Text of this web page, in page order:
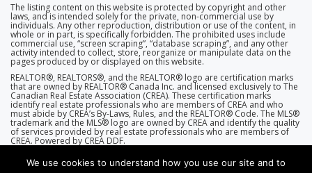
The listing content on this website is protected by copyright and other
laws, and is intended solely for the private, non-commercial use by
individuals. Any other reproduction, distribution or use of the content, in
whole or in part, is specifically forbidden. The prohibited uses include
commercial use, “screen scraping”, “database scraping”, and any other
activity intended to collect, store, reorganize or manipulate data on the
pages produced by or displayed on this website.
REALTOR®, REALTORS®, and the REALTOR® logo are certification marks
that are owned by REALTOR® Canada Inc. and licensed exclusively to The
Canadian Real Estate Association (CREA). These certification marks
identify real estate professionals who are members of CREA and who
must abide by CREA’s By-Laws, Rules, and the REALTOR® Code. The MLS®
trademark and the MLS® logo are owned by CREA and identify the quality
of services provided by real estate professionals who are members of
CREA. Powered by CREA DDF.
We use cookies to understand how you use our site and to